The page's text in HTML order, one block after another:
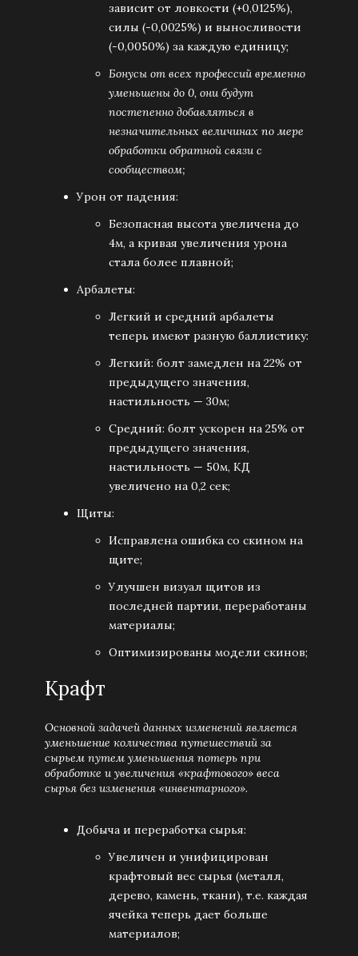
зависит от ловкости (+0,0125%),
силы (-0,0025%) и выносливости
(-0,0050%) за каждую единицу;
Бонусы от всех профессий временно
уменьшены до 0, они будут
постепенно добавляться в
незначительных величинах по мере
обработки обратной связи с
сообществом;
Урон от падения:
Безопасная высота увеличена до
4м, а кривая увеличения урона
стала более плавной;
Арбалеты:
Легкий и средний арбалеты
теперь имеют разную баллистику:
Легкий: болт замедлен на 22% от
предыдущего значения,
настильность — 30м;
Средний: болт ускорен на 25% от
предыдущего значения,
настильность — 50м, КД
увеличено на 0,2 сек;
Щиты:
Исправлена ошибка со скином на
щите;
Улучшен визуал щитов из
последней партии, переработаны
материалы;
Оптимизированы модели скинов;
Крафт
Основной задачей данных изменений является
уменьшение количества путешествий за
сырьем путем уменьшения потерь при
обработке и увеличения «крафтового» веса
сырья без изменения «инвентарного».
Добыча и переработка сырья:
Увеличен и унифицирован
крафтовый вес сырья (металл,
дерево, камень, ткани), т.е. каждая
ячейка теперь дает больше
материалов;